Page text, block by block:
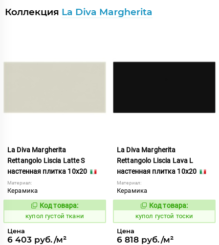
Коллекция La Diva Margherita
La Diva Margherita
Rettangolo Liscia Latte S
настенная плитка 10x20
Материал:
Керамика
846730
Код товара:
купол густой ткани
Цена
6 403 руб./м²
La Diva Margherita
Rettangolo Liscia Lava L
настенная плитка 10x20
Материал:
Керамика
846731
Код товара:
купол густой тоски
Цена
6 818 руб./м²